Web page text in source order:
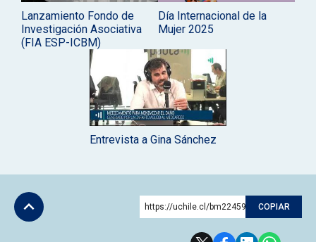
Lanzamiento Fondo de
Investigación Asociativa
(FIA ESP-ICBM)
Día Internacional de la
Mujer 2025
Entrevista a Gina Sánchez
https://uchile.cl/bm224590 COPIAR